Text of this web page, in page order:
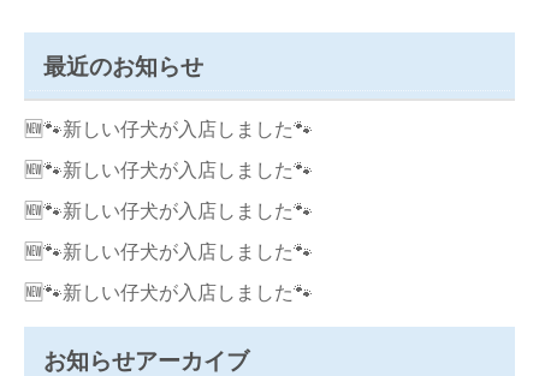
最近のお知らせ
🆕🐾新しい仔犬が入店しました🐾
🆕🐾新しい仔犬が入店しました🐾
🆕🐾新しい仔犬が入店しました🐾
🆕🐾新しい仔犬が入店しました🐾
🆕🐾新しい仔犬が入店しました🐾
お知らせアーカイブ